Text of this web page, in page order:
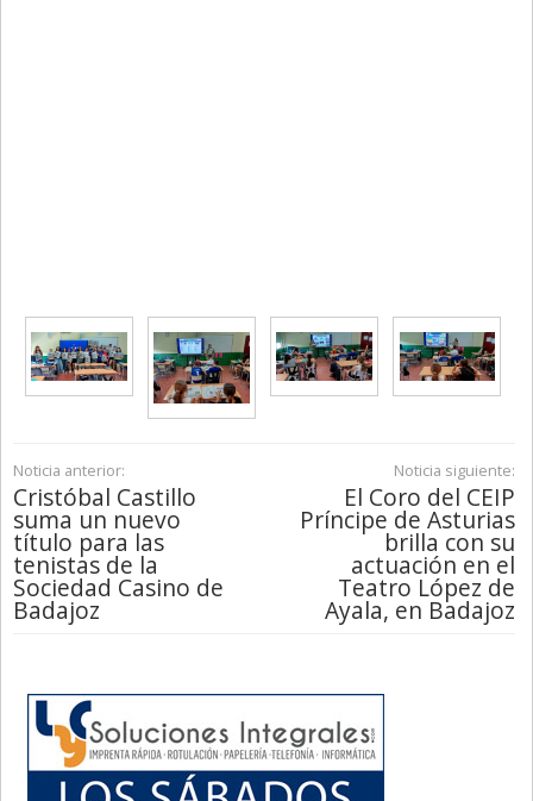
Noticia anterior:
Cristóbal Castillo
suma un nuevo
título para las
tenistas de la
Sociedad Casino de
Badajoz
Noticia siguiente:
El Coro del CEIP
Príncipe de Asturias
brilla con su
actuación en el
Teatro López de
Ayala, en Badajoz